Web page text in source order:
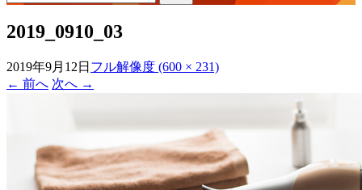
ン
テ
ツ
ス
索:
2019_0910_03
2019年9月12日 フル解像度 (600 × 231)
← 前へ 次へ →